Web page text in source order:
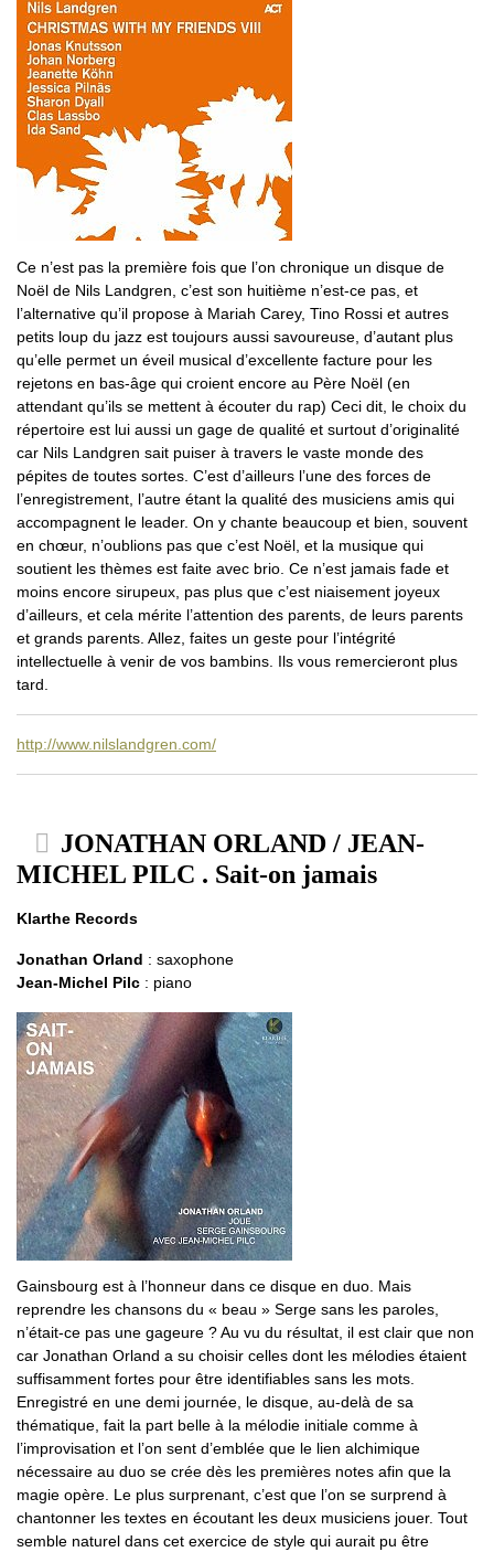
Ce n’est pas la première fois que l’on chronique un disque de
Noël de Nils Landgren, c’est son huitième n’est-ce pas, et
l’alternative qu’il propose à Mariah Carey, Tino Rossi et autres
petits loup du jazz est toujours aussi savoureuse, d’autant plus
qu’elle permet un éveil musical d’excellente facture pour les
rejetons en bas-âge qui croient encore au Père Noël (en
attendant qu’ils se mettent à écouter du rap) Ceci dit, le choix du
répertoire est lui aussi un gage de qualité et surtout d’originalité
car Nils Landgren sait puiser à travers le vaste monde des
pépites de toutes sortes. C’est d’ailleurs l’une des forces de
l’enregistrement, l’autre étant la qualité des musiciens amis qui
accompagnent le leader. On y chante beaucoup et bien, souvent
en chœur, n’oublions pas que c’est Noël, et la musique qui
soutient les thèmes est faite avec brio. Ce n’est jamais fade et
moins encore sirupeux, pas plus que c’est niaisement joyeux
d’ailleurs, et cela mérite l’attention des parents, de leurs parents
et grands parents. Allez, faites un geste pour l’intégrité
intellectuelle à venir de vos bambins. Ils vous remercieront plus
tard.
http://www.nilslandgren.com/
JONATHAN ORLAND / JEAN-
MICHEL PILC . Sait-on jamais
Klarthe Records
Jonathan Orland : saxophone
Jean-Michel Pilc : piano
Gainsbourg est à l’honneur dans ce disque en duo. Mais
reprendre les chansons du « beau » Serge sans les paroles,
n’était-ce pas une gageure ? Au vu du résultat, il est clair que non
car Jonathan Orland a su choisir celles dont les mélodies étaient
suffisamment fortes pour être identifiables sans les mots.
Enregistré en une demi journée, le disque, au-delà de sa
thématique, fait la part belle à la mélodie initiale comme à
l’improvisation et l’on sent d’emblée que le lien alchimique
nécessaire au duo se crée dès les premières notes afin que la
magie opère. Le plus surprenant, c’est que l’on se surprend à
chantonner les textes en écoutant les deux musiciens jouer. Tout
semble naturel dans cet exercice de style qui aurait pu être